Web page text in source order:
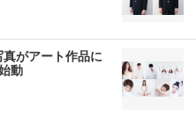
がアート作品に
動